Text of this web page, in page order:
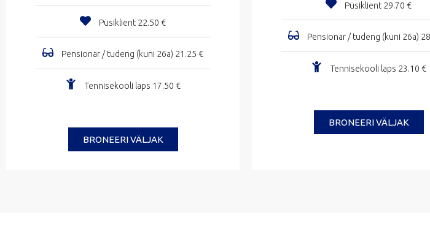
Püsiklient 22.50 €
Pensionär / tudeng (kuni 26a) 21.25 €
Tennisekooli laps 17.50 €
BRONEERI VÄLJAK
Püsiklient 29.70 €
Pensionär / tudeng (kuni 26a)
Tennisekooli laps 23.10 €
BRONEERI VÄLJAK